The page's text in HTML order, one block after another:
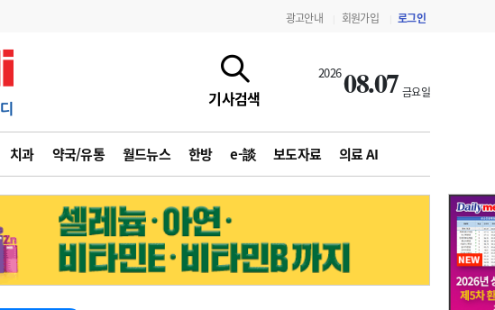
광고안내 회원가입 로그인
기사검색
202608.07 금요일
치과 약국/유통 월드뉴스 한방 e-談 보도자료 의료 AI